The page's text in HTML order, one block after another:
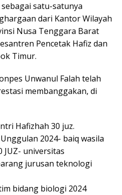
satu-satunya
dari Kantor Wilayah
Nusa Tenggara Barat
Pencetak Hafiz dan
Timur.
Unwanul Falah telah
membanggakan, di
Hafizhah 30 juz.
2024- baiq wasila
JUZ- universitas
jurusan teknologi
bidang biologi 2024